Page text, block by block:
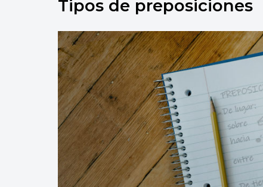
Tipos de preposiciones